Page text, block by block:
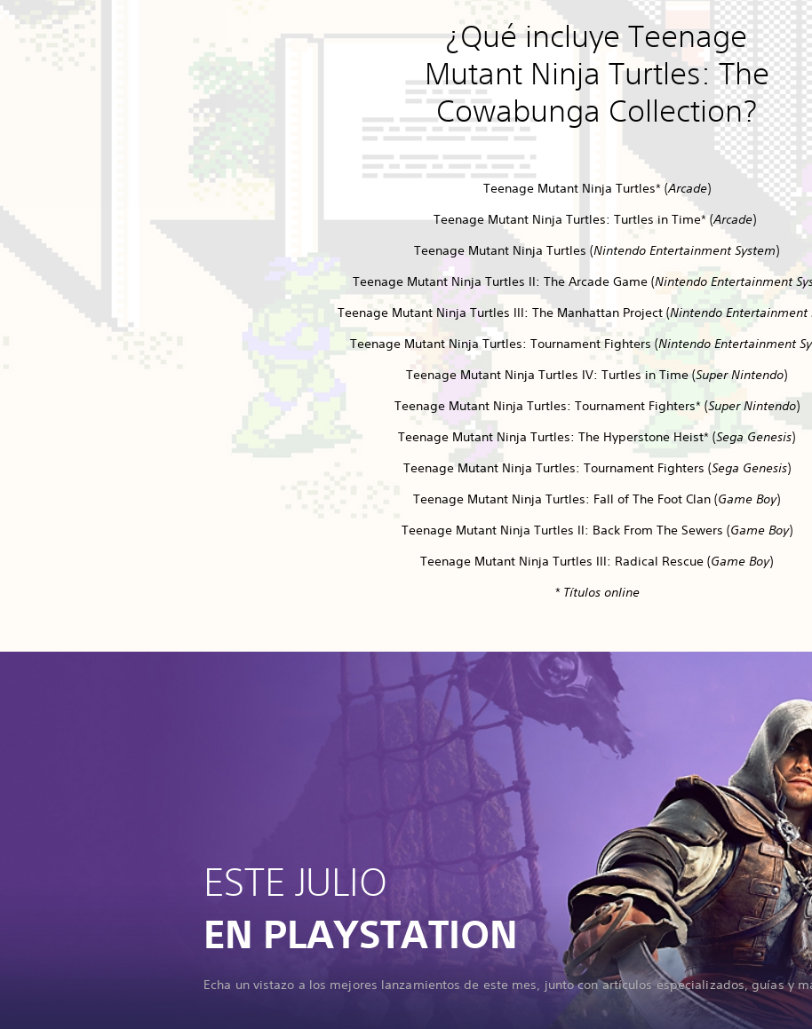
¿Qué incluye Teenage
Mutant Ninja Turtles: The
Cowabunga Collection?
Teenage Mutant Ninja Turtles* (Arcade)
Teenage Mutant Ninja Turtles: Turtles in Time* (Arcade)
Teenage Mutant Ninja Turtles (Nintendo Entertainment System)
Teenage Mutant Ninja Turtles II: The Arcade Game (Nintendo Entertainment
Teenage Mutant Ninja Turtles III: The Manhattan Project (Nintendo Entertainment
Teenage Mutant Ninja Turtles: Tournament Fighters (Nintendo Entertainment
Teenage Mutant Ninja Turtles IV: Turtles in Time (Super Nintendo)
Teenage Mutant Ninja Turtles: Tournament Fighters* (Super Nintendo)
Teenage Mutant Ninja Turtles: The Hyperstone Heist* (Sega Genesis)
Teenage Mutant Ninja Turtles: Tournament Fighters (Sega Genesis)
Teenage Mutant Ninja Turtles: Fall of The Foot Clan (Game Boy)
Teenage Mutant Ninja Turtles II: Back From The Sewers (Game Boy)
Teenage Mutant Ninja Turtles III: Radical Rescue (Game Boy)
* Títulos online
ESTE JULIO
EN PLAYSTATION
Echa un vistazo a los mejores lanzamientos de este mes, junto con artículos especializados, guías y